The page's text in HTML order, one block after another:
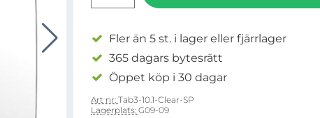
Fler än 5 st. i lager eller fjärrlager
365 dagars bytesrätt
Öppet köp i 30 dagar
Art nr: Tab3-10.1-Clear-SP
Lagerplats: G09-09